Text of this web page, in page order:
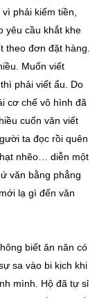
phải kiếm tiền,
yêu cầu khắt khe
theo đơn đặt hàng.
Muốn viết
phải viết ẩu. Do
cơ chế vô hình đã
cuốn văn viết
ta đọc rồi quên
nhẽo… diễn một
văn bằng phẳng
lạ gì đến văn
biết ăn năn có
sa vào bi kịch khi
mình. Hộ đã tự sỉ